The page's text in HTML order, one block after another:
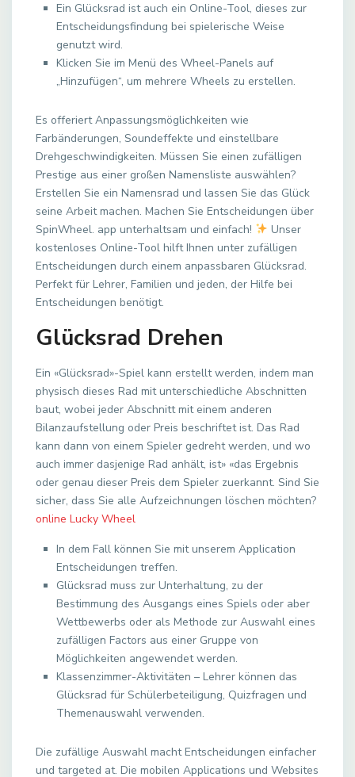
Ein Glücksrad ist auch ein Online-Tool, dieses zur
Entscheidungsfindung bei spielerische Weise
genutzt wird.
Klicken Sie im Menü des Wheel-Panels auf
„Hinzufügen“, um mehrere Wheels zu erstellen.
Es offeriert Anpassungsmöglichkeiten wie
Farbänderungen, Soundeffekte und einstellbare
Drehgeschwindigkeiten. Müssen Sie einen zufälligen
Prestige aus einer großen Namensliste auswählen?
Erstellen Sie ein Namensrad und lassen Sie das Glück
seine Arbeit machen. Machen Sie Entscheidungen über
SpinWheel. app unterhaltsam und einfach!
Unser
kostenloses Online-Tool hilft Ihnen unter zufälligen
Entscheidungen durch einem anpassbaren Glücksrad.
Perfekt für Lehrer, Familien und jeden, der Hilfe bei
Entscheidungen benötigt.
Glücksrad Drehen
Ein «Glücksrad»-Spiel kann erstellt werden, indem man
physisch dieses Rad mit unterschiedliche Abschnitten
baut, wobei jeder Abschnitt mit einem anderen
Bilanzaufstellung oder Preis beschriftet ist. Das Rad
kann dann von einem Spieler gedreht werden, und wo
auch immer dasjenige Rad anhält, ist» «das Ergebnis
oder genau dieser Preis dem Spieler zuerkannt. Sind Sie
sicher, dass Sie alle Aufzeichnungen löschen möchten?
online Lucky Wheel
In dem Fall können Sie mit unserem Application
Entscheidungen treffen.
Glücksrad muss zur Unterhaltung, zu der
Bestimmung des Ausgangs eines Spiels oder aber
Wettbewerbs oder als Methode zur Auswahl eines
zufälligen Factors aus einer Gruppe von
Möglichkeiten angewendet werden.
Klassenzimmer-Aktivitäten – Lehrer können das
Glücksrad für Schülerbeteiligung, Quizfragen und
Themenauswahl verwenden.
Die zufällige Auswahl macht Entscheidungen einfacher
und targeted at. Die mobilen Applications und Websites